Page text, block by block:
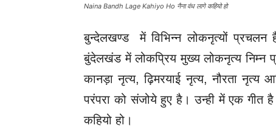
Naina Bandh Lage Kahiyo Ho नैना वंध लागे कहियो हो
बुन्देलखण्ड में विभिन्न लोकनृत्यों प्रचलन
बुंदेलखंड में लोकप्रिय मुख्य लोकनृत्य निम्न
कानड़ा नृत्य, ढ़िमरयाई नृत्य, नौरता नृत्य
परंपरा को संजोये हुए है। उन्ही में एक गीत है
कहियो हो।